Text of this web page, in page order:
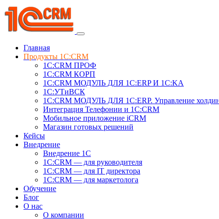
Главная
Продукты 1C:CRM
1С:CRM ПРОФ
1С:CRM КОРП
1С:CRM МОДУЛЬ ДЛЯ 1C:ERP И 1C:KA
1C:УТиВСК
1С:CRM МОДУЛЬ ДЛЯ 1C:ERP. Управление
Интеграция Телефонии и 1C:CRM
Мобильное приложение iCRM
Магазин готовых решений
Кейсы
Внедрение
Внедрение 1C
1С:CRM — для руководителя
1С:CRM — для IT директора
1С:CRM — для маркетолога
Обучение
Блог
О нас
О компании